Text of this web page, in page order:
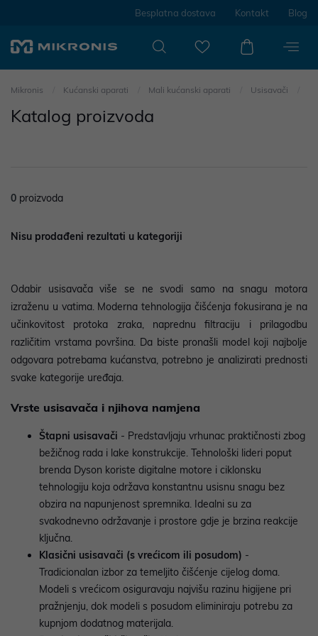
Besplatna dostava Kontakt Blog
Mikronis Kućanski aparati Mali kućanski aparati Usisavači
Katalog proizvoda
0 proizvoda
Nisu prodađeni rezultati u kategoriji
Odabir usisavača više se ne svodi samo na snagu motora
izraženu u vatima. Moderna tehnologija čišćenja fokusirana je na
učinkovitost protoka zraka, naprednu filtraciju i prilagodbu
različitim vrstama površina. Da biste pronašli model koji najbolje
odgovara potrebama kućanstva, potrebno je analizirati prednosti
svake kategorije uređaja.
Vrste usisavača i njihova namjena
Štapni usisavači - Predstavljaju vrhunac praktičnosti zbog
bežičnog rada i lake konstrukcije. Tehnološki lideri poput
brenda Dyson koriste digitalne motore i ciklonsku
tehnologiju koja održava konstantnu usisnu snagu bez
obzira na napunjenost spremnika. Idealni su za
svakodnevno održavanje i prostore gdje je brzina reakcije
ključna.
Klasični usisavači (s vrećicom ili posudom) -
Tradicionalan izbor za temeljito čišćenje cijelog doma.
Modeli s vrećicom osiguravaju najvišu razinu higijene pri
pražnjenju, dok modeli s posudom eliminiraju potrebu za
kupnjom dodatnog materijala.